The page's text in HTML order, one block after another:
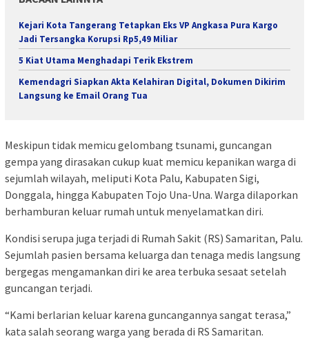
Kejari Kota Tangerang Tetapkan Eks VP Angkasa Pura Kargo
Jadi Tersangka Korupsi Rp5,49 Miliar
5 Kiat Utama Menghadapi Terik Ekstrem
Kemendagri Siapkan Akta Kelahiran Digital, Dokumen Dikirim
Langsung ke Email Orang Tua
Meskipun tidak memicu gelombang tsunami, guncangan
gempa yang dirasakan cukup kuat memicu kepanikan warga di
sejumlah wilayah, meliputi Kota Palu, Kabupaten Sigi,
Donggala, hingga Kabupaten Tojo Una-Una. Warga dilaporkan
berhamburan keluar rumah untuk menyelamatkan diri.
Kondisi serupa juga terjadi di Rumah Sakit (RS) Samaritan, Palu.
Sejumlah pasien bersama keluarga dan tenaga medis langsung
bergegas mengamankan diri ke area terbuka sesaat setelah
guncangan terjadi.
“Kami berlarian keluar karena guncangannya sangat terasa,”
kata salah seorang warga yang berada di RS Samaritan.